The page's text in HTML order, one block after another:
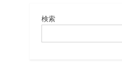
検索